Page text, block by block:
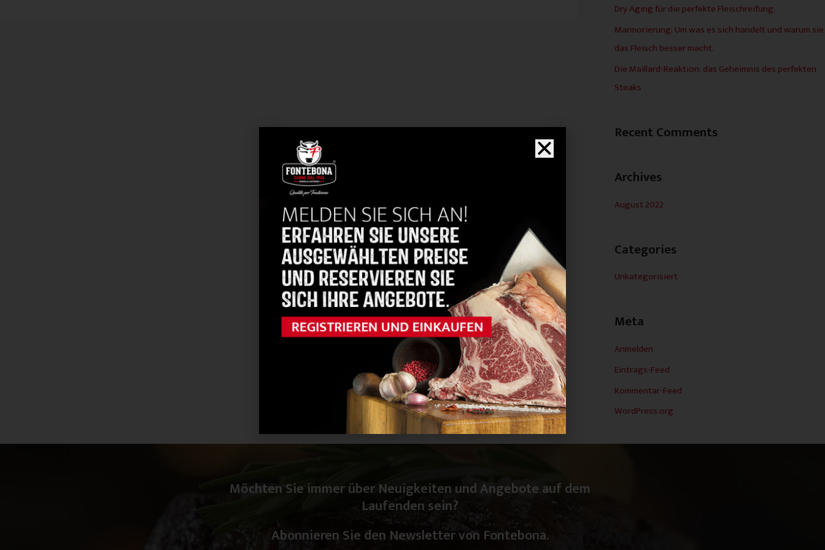
e
n
n
Dry Aging für die perfekte Fleischreifung.
Marmorierung: Um was es sich handelt und warum sie
das Fleisch besser macht.
Die Maillard-Reaktion: das Geheimnis des perfekten
Steaks
Recent Comments
Archives
August 2022
Categories
Unkategorisiert
Meta
Anmelden
Eintrags-Feed
Kommentar-Feed
WordPress.org
Möchten Sie immer über Neuigkeiten und Angebote auf dem
Laufenden sein?
Abonnieren Sie den Newsletter von Fontebona.